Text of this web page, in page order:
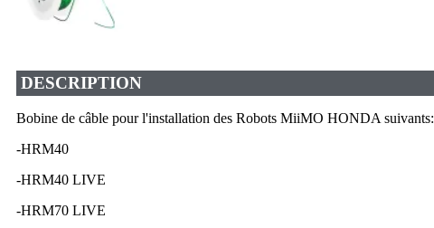
DESCRIPTION
Bobine de câble pour l'installation des Robots MiiMO HONDA suivants:
-HRM40
-HRM40 LIVE
-HRM70 LIVE